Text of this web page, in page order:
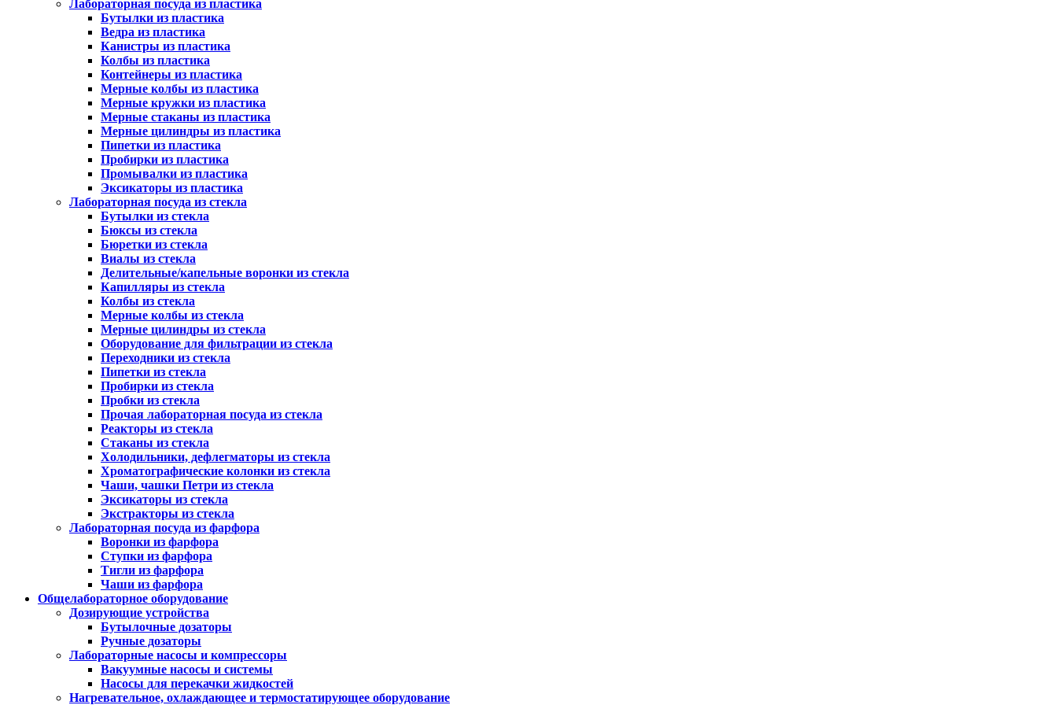
Лабораторная посуда из пластика
Бутылки из пластика
Ведра из пластика
Канистры из пластика
Колбы из пластика
Контейнеры из пластика
Мерные колбы из пластика
Мерные кружки из пластика
Мерные стаканы из пластика
Мерные цилиндры из пластика
Пипетки из пластика
Пробирки из пластика
Промывалки из пластика
Эксикаторы из пластика
Лабораторная посуда из стекла
Бутылки из стекла
Бюксы из стекла
Бюретки из стекла
Виалы из стекла
Делительные/капельные воронки из стекла
Капилляры из стекла
Колбы из стекла
Мерные колбы из стекла
Мерные цилиндры из стекла
Оборудование для фильтрации из стекла
Переходники из стекла
Пипетки из стекла
Пробирки из стекла
Пробки из стекла
Прочая лабораторная посуда из стекла
Реакторы из стекла
Стаканы из стекла
Холодильники, дефлегматоры из стекла
Хроматографические колонки из стекла
Чаши, чашки Петри из стекла
Эксикаторы из стекла
Экстракторы из стекла
Лабораторная посуда из фарфора
Воронки из фарфора
Ступки из фарфора
Тигли из фарфора
Чаши из фарфора
Общелабораторное оборудование
Дозирующие устройства
Бутылочные дозаторы
Ручные дозаторы
Лабораторные насосы и компрессоры
Вакуумные насосы и системы
Насосы для перекачки жидкостей
Нагревательное, охлаждающее и термостатирующее оборудование